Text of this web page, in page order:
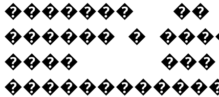
�������
������ �
����